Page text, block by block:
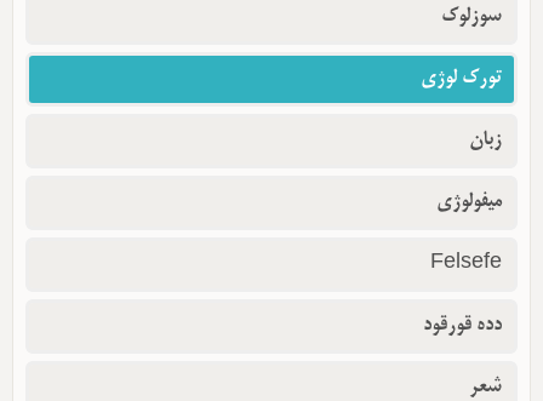
سوزلوک
تورک لوژی
زبان
میفولوژی
Felsefe
دده قورقود
شعر